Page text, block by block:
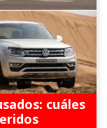
cuáles